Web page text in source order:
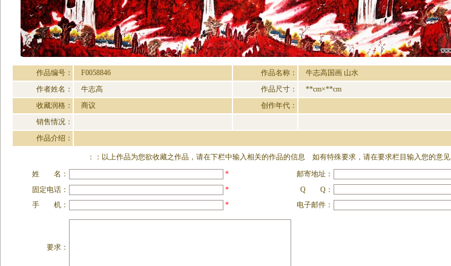
作品编号： F0058846 作品名称：
牛志高国画 山水
作者姓名：
牛志高 作品尺寸：
**cm×**cm
收藏润格：
商议
创作年代：
销售情况：
作品介绍：
：：以上作品为您欲收藏之作品，请在下栏中输入相关的作品的信息 如有特殊要求，请在要求栏目输入您的意见
姓 名：
*
邮寄地址：
固定电话：
*
Q Q：
手 机：
* 电子邮件：
要求：